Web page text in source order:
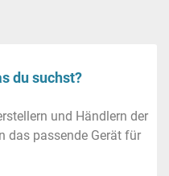
du suchst?
und Händlern der
das passende Gerät für